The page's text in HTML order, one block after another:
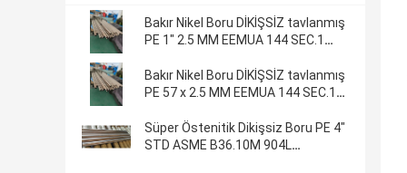
Bakır Nikel Boru DİKİŞSİZ tavlanmış
PE 1" 2.5 MM EEMUA 144 SEC.1
Bakır Nikel Boru DİKİŞSİZ tavlanmış
PE 57 x 2.5 MM EEMUA 144 SEC.1
Süper Östenitik Dikişsiz Boru PE 4"
STD ASME B36.10M 904L